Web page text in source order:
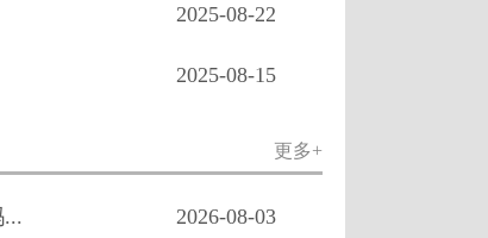
2025-08-22
2025-08-15
更多+
2026-08-03